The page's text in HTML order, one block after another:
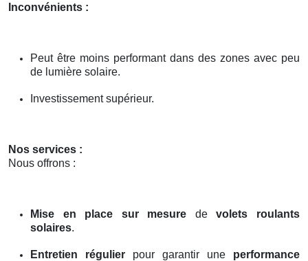
Inconvénients :
Peut être moins performant dans des zones avec peu
de lumière solaire.
Investissement supérieur.
Nos services :
Nous offrons :
Mise en place sur mesure devolets roulants
solaires.
Entretien régulier pour garantir une performance